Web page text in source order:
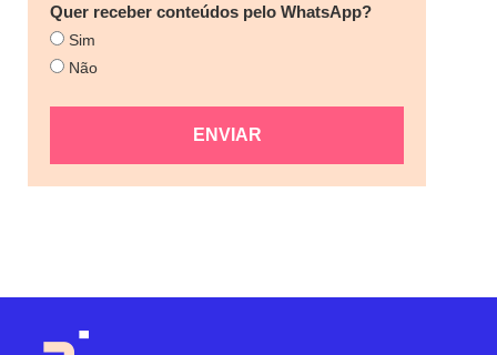
Quer receber conteúdos pelo WhatsApp?
Sim
Não
ENVIAR